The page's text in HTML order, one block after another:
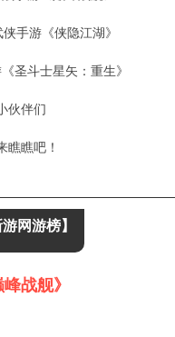
手游《侠隐江湖》
圣斗士星矢：重生》
伙伴们
瞧瞧吧！
游网游榜】
峰战舰》